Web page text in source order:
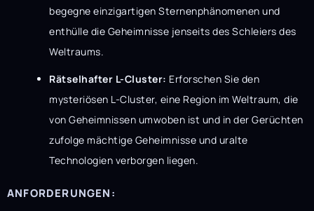
begegne einzigartigen Sternenphänomenen und
enthülle die Geheimnisse jenseits des Schleiers des
Weltraums.
Rätselhafter L-Cluster: Erforschen Sie den
mysteriösen L-Cluster, eine Region im Weltraum, die
von Geheimnissen umwoben ist und in der Gerüchten
zufolge mächtige Geheimnisse und uralte
Technologien verborgen liegen.
ANFORDERUNGEN: